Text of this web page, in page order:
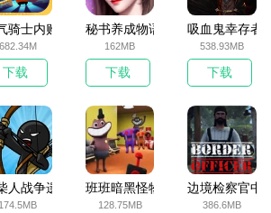
版
骑士内购破解版
682.34M
下载
秘书养成物语
162MB
下载
吸血鬼幸存者
538.93MB
下载
人战争遗产无敌版
174.5MB
班班暗黑怪物生存挑战5
128.75MB
边境检察官中
386.6MB